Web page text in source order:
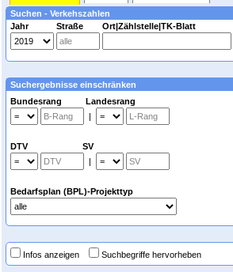
Suchen - Verkehszahlen
Jahr
Straße Ort|Zählstelle|TK-Blatt
Suchergebnisse einschränken
Bundesrang Landesrang
|
DTV SV
|
Bedarfsplan (BPL)-Projekttyp
Infos anzeigen Suchbegriffe hervorheben